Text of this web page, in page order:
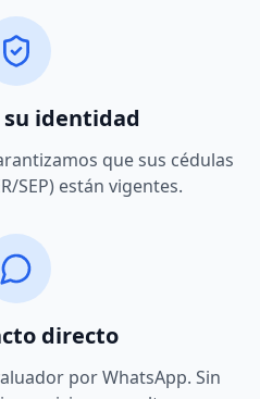
identidad
que sus cédulas
SEP) están vigentes.
directo
por WhatsApp. Sin